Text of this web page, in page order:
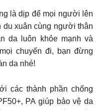
là dịp để mọi người lên
du xuân cùng người thân
da luôn khỏe mạnh và
chuyến đi, bạn đừng
da nhé!
các thành phần chống
PA giúp bảo vệ da